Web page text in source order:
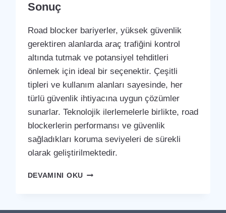
Sonuç
Road blocker bariyerler, yüksek güvenlik
gerektiren alanlarda araç trafiğini kontrol
altında tutmak ve potansiyel tehditleri
önlemek için ideal bir seçenektir. Çeşitli
tipleri ve kullanım alanları sayesinde, her
türlü güvenlik ihtiyacına uygun çözümler
sunarlar. Teknolojik ilerlemelerle birlikte, road
blockerlerin performansı ve güvenlik
sağladıkları koruma seviyeleri de sürekli
olarak geliştirilmektedir.
DEVAMINI OKUROAD